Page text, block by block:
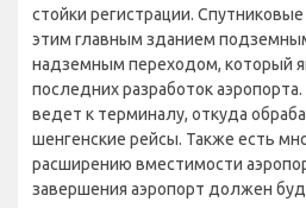
стойки регистрации.
этим главным зданием
надземным переходом, который
последних разработок
ведет к терминалу, откуда
шенгенские рейсы. Также есть
расширению вместимости
завершения аэропорт должен